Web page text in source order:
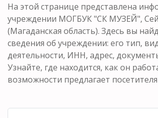
На этой странице представлена
учреждении МОГБУК "СК МУЗЕЙ",
(Магаданская область). Здесь вы
сведения об учреждении: его тип,
деятельности, ИНН, адрес,
Узнайте, где находится, как он
возможности предлагает